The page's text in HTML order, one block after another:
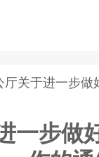
厅关于进一步
一步做